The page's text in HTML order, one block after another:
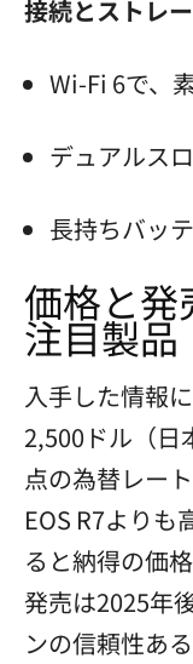
接続とストレ
Wi-Fi 6で、
デュアルス
長持ちバッ
価格と発
注目製品
入手した情報
2,500ドル（日
点の為替レー
EOS R7より
ると納得の価格
発売は2025年
ンの信頼性あ